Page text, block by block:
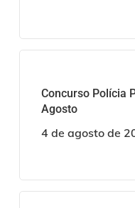
Concurso Polícia
Agosto
4 de agosto de